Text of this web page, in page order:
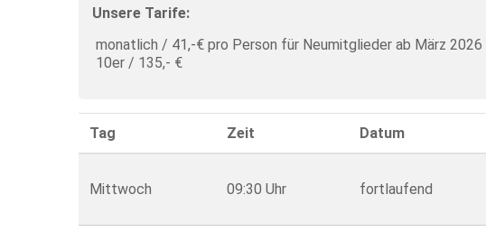
Unsere Tarife:
monatlich / 41,-€ pro Person für Neumitglieder ab März 2026
10er / 135,- €
Tag Zeit Datum
Mittwoch 09:30 Uhr fortlaufend